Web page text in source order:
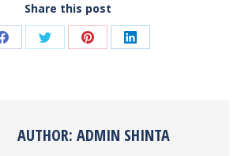
Share this post
Share Share Share Share
AUTHOR: ADMIN SHINTA